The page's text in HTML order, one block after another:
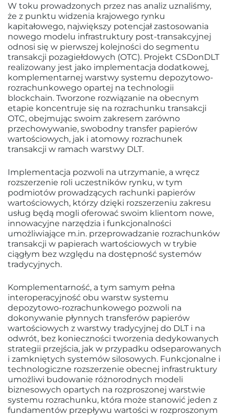
W toku prowadzonych przez nas analiz uznaliśmy,
że z punktu widzenia krajowego rynku
kapitałowego, największy potencjał zastosowania
nowego modelu infrastruktury post-transakcyjnej
odnosi się w pierwszej kolejności do segmentu
transakcji pozagiełdowych (OTC). Projekt CSDonDLT
realizowany jest jako implementacja dodatkowej,
komplementarnej warstwy systemu depozytowo-
rozrachunkowego opartej na technologii
blockchain. Tworzone rozwiązanie na obecnym
etapie koncentruje się na rozrachunku transakcji
OTC, obejmując swoim zakresem zarówno
przechowywanie, swobodny transfer papierów
wartościowych, jak i atomowy rozrachunek
transakcji w ramach warstwy DLT.
Implementacja pozwoli na utrzymanie, a wręcz
rozszerzenie roli uczestników rynku, w tym
podmiotów prowadzących rachunki papierów
wartościowych, którzy dzięki rozszerzeniu zakresu
usług będą mogli oferować swoim klientom nowe,
innowacyjne narzędzia i funkcjonalności
umożliwiające m.in. przeprowadzanie rozrachunków
transakcji w papierach wartościowych w trybie
ciągłym bez względu na dostępność systemów
tradycyjnych.
Komplementarność, a tym samym pełna
interoperacyjność obu warstw systemu
depozytowo-rozrachunkowego pozwoli na
dokonywanie płynnych transferów papierów
wartościowych z warstwy tradycyjnej do DLT i na
odwrót, bez konieczności tworzenia dedykowanych
strategii przejścia, jak w przypadku odseparowanych
i zamkniętych systemów silosowych. Funkcjonalne i
technologiczne rozszerzenie obecnej infrastruktury
umożliwi budowanie różnorodnych modeli
biznesowych opartych na rozproszonej warstwie
systemu rozrachunku, która może stanowić jeden z
fundamentów przepływu wartości w rozproszonym